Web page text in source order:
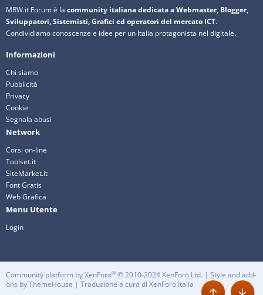
MRW.it Forum è la community italiana dedicata a Webmaster, Blogger,
Sviluppatori, Sistemisti, Grafici ed operatori del mercato ICT.
Condividiamo conoscenze e idee per un Italia protagonista nel digitale.
Informazioni
Chi siamo
Pubblicità
Privacy
Cookie
Segnala abusi
Network
Corsi on-line
Toolset.it
SiteMarket.it
Font Gratis
Web Grafica
Menu Utente
Login
Community platform by XenForo® © 2010-2024 XenForo Ltd. | Style and add-
ons by ThemeHouse | Traduzione a cura di XenForo Italia